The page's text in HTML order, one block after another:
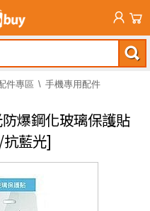
件專區
手機專用配件
爆鋼化玻璃保護貼
藍光]